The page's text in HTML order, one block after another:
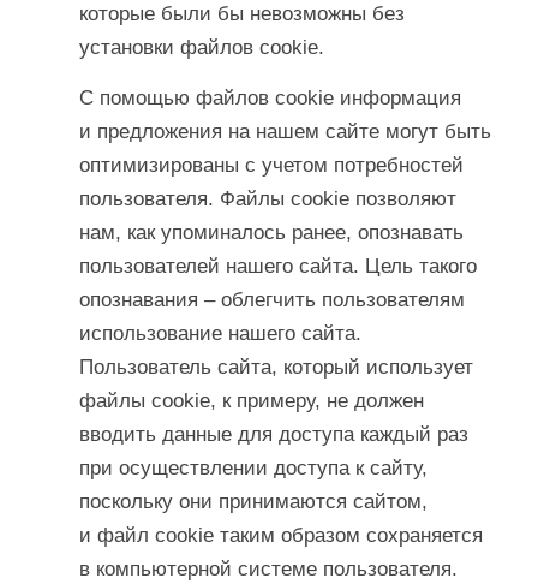
которые были бы невозможны без
установки файлов cookie.
С помощью файлов cookie информация
и предложения на нашем сайте могут быть
оптимизированы с учетом потребностей
пользователя. Файлы cookie позволяют
нам, как упоминалось ранее, опознавать
пользователей нашего сайта. Цель такого
опознавания – облегчить пользователям
использование нашего сайта.
Пользователь сайта, который использует
файлы cookie, к примеру, не должен
вводить данные для доступа каждый раз
при осуществлении доступа к сайту,
поскольку они принимаются сайтом,
и файл cookie таким образом сохраняется
в компьютерной системе пользователя.